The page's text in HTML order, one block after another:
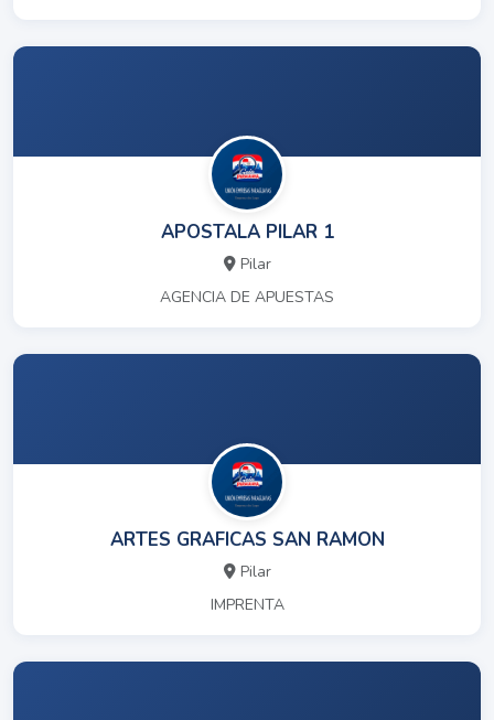
APOSTALA PILAR 1
Pilar
AGENCIA DE APUESTAS
ARTES GRAFICAS SAN RAMON
Pilar
IMPRENTA